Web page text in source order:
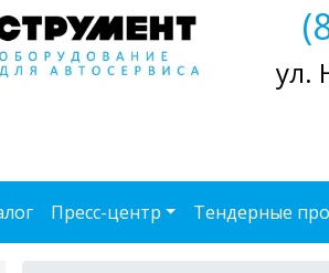
ул.
Пресс-центр Тендерные